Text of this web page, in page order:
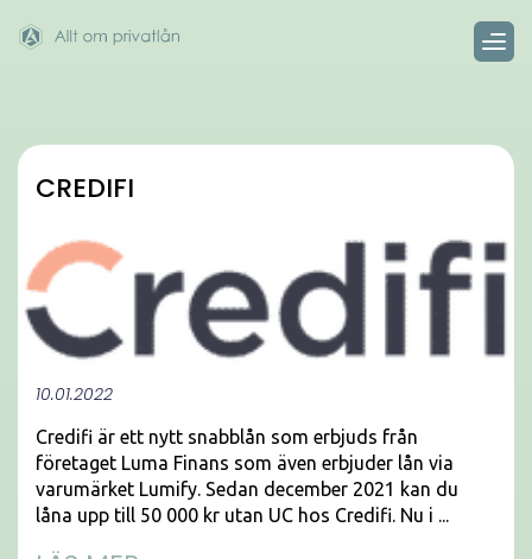
CREDIFI
10.01.2022
Credifi är ett nytt snabblån som erbjuds från
företaget Luma Finans som även erbjuder lån via
varumärket Lumify. Sedan december 2021 kan du
låna upp till 50 000 kr utan UC hos Credifi. Nu i ...